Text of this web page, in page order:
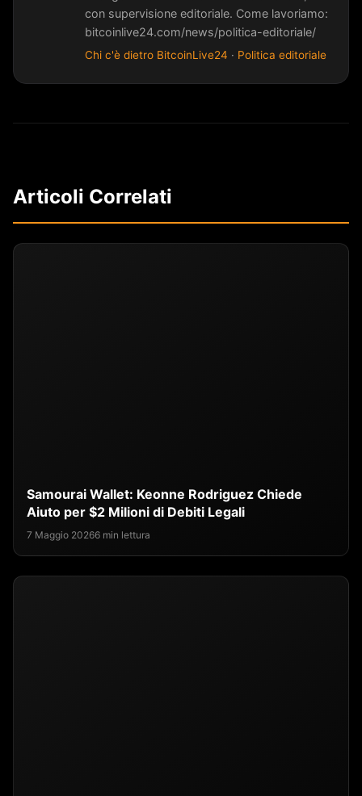
con supervisione editoriale. Come lavoriamo:
bitcoinlive24.com/news/politica-editoriale/
Chi c'è dietro BitcoinLive24 · Politica editoriale
Articoli Correlati
Samourai Wallet: Keonne Rodriguez Chiede
Aiuto per $2 Milioni di Debiti Legali
7 Maggio 20266 min lettura